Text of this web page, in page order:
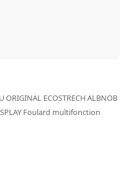
ORIGINAL ECOSTRECH ALBNOB
Foulard multifonction